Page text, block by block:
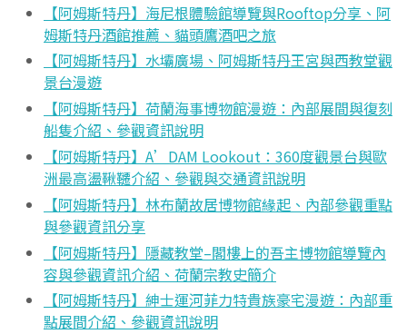
【阿姆斯特丹】海尼根體驗館導覽與Rooftop分享、阿
姆斯特丹酒館推薦、貓頭鷹酒吧之旅
【阿姆斯特丹】水壩廣場、阿姆斯特丹王宮與西教堂觀
景台漫遊
【阿姆斯特丹】荷蘭海事博物館漫遊：內部展間與復刻
船隻介紹、參觀資訊說明
【阿姆斯特丹】A’DAM Lookout：360度觀景台與歐
洲最高盪鞦韆介紹、參觀與交通資訊說明
【阿姆斯特丹】林布蘭故居博物館緣起、內部參觀重點
與參觀資訊分享
【阿姆斯特丹】隱藏教堂–閣樓上的吾主博物館導覽內
容與參觀資訊介紹、荷蘭宗教史簡介
【阿姆斯特丹】紳士運河菲力特貴族豪宅漫遊：內部重
點展間介紹、參觀資訊說明